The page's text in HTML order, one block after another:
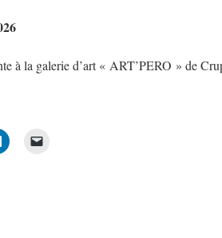
à la galerie d’art « ART’PERO » de